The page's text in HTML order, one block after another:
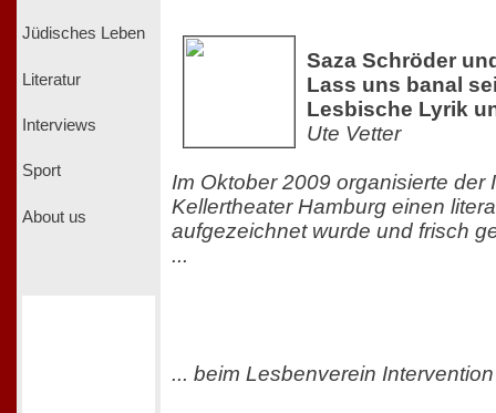
Jüdisches Leben
Literatur
Interviews
Sport
About us
Saza Schröder
Lass uns banal
Lesbische Lyrik
Ute Vetter
Im Oktober 2009 organisierte der
Kellertheater Hamburg einen
aufgezeichnet wurde und frisch
...
... beim Lesbenverein